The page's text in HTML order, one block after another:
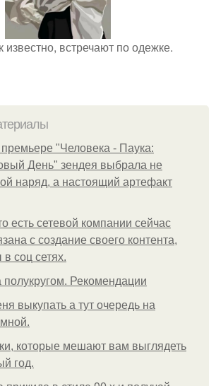
встречают по одежке.
"Человека - Паука:
День" зендея выбрала не
наряд, а настоящий артефакт
есть сетевой компании сейчас
с создание своего контента,
соц сетях.
полукругом. Рекомендации
выкупать а тут очередь на
которые мешают вам выглядеть
год.